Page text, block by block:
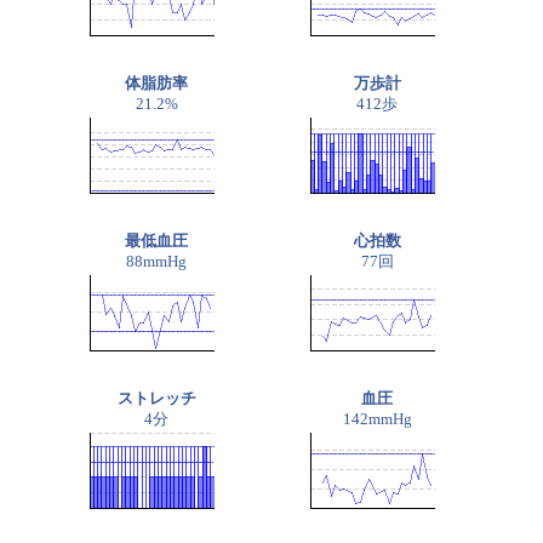
体脂肪率
21.2%
万歩計
412歩
最低血圧
88mmHg
心拍数
77回
ストレッチ
4分
血圧
142mmHg